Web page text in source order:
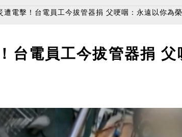
遭電擊！台電員工今拔管器捐 父哽咽：永遠以你為榮
台電員工今拔管器捐 父